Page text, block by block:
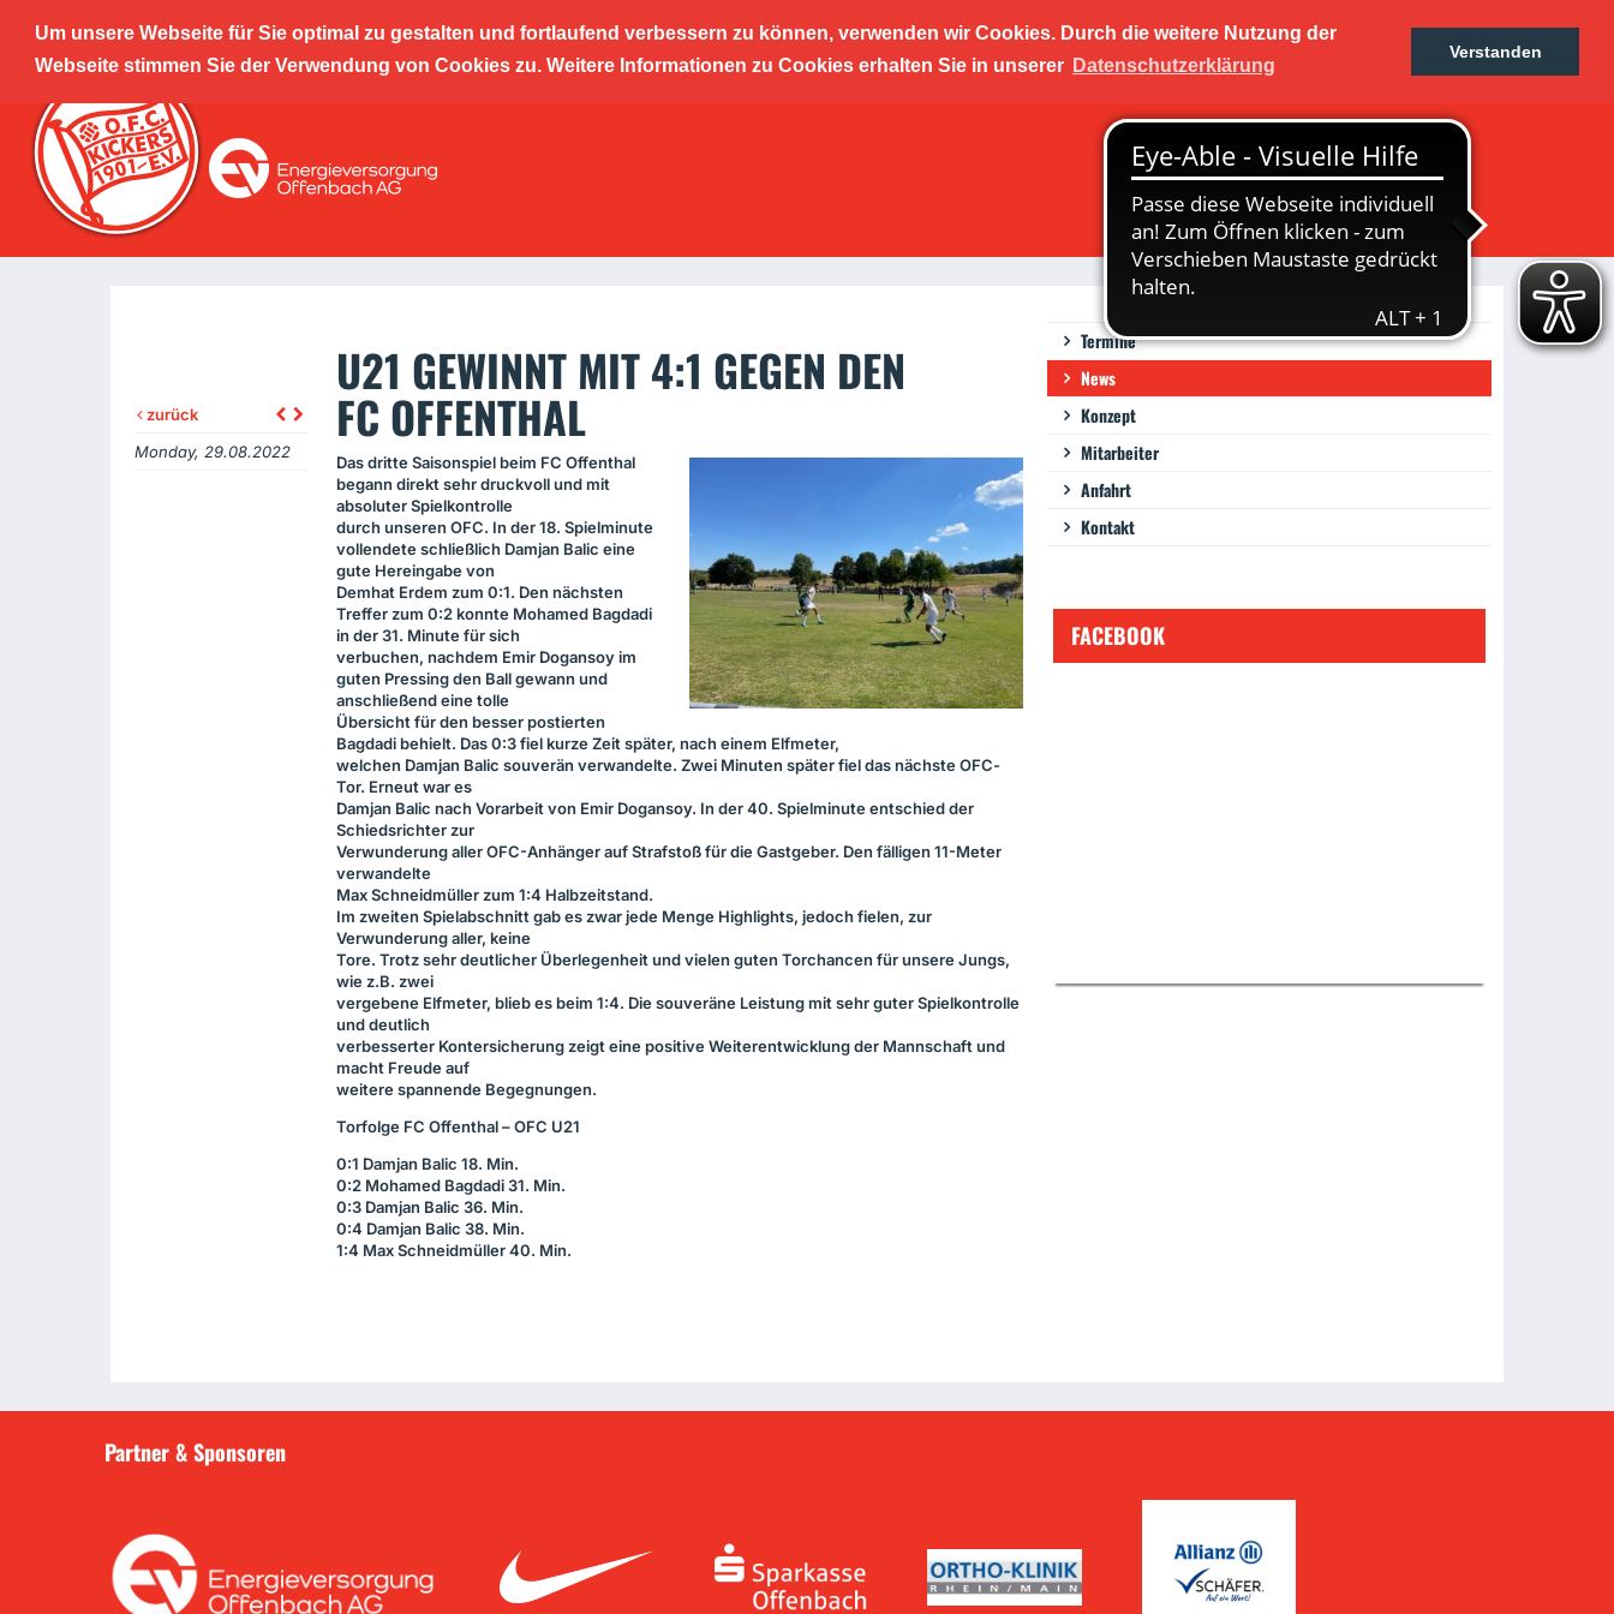
Um unsere Webseite für Sie optimal zu gestalten und fortlaufend verbessern zu können, verwenden wir Cookies. Durch die weitere Nutzung der
Webseite stimmen Sie der Verwendung von Cookies zu. Weitere Informationen zu Cookies erhalten Sie in unserer Datenschutzerklärung
Verstanden
Ticketshop Fanshop
Offenbacher Kickers
Leistungszentrum
U21 GEWINNT MIT 4:1 GEGEN DEN
FC OFFENTHAL
Das dritte Saisonspiel beim FC Offenthal
begann direkt sehr druckvoll und mit
absoluter Spielkontrolle
durch unseren OFC. In der 18. Spielminute
vollendete schließlich Damjan Balic eine
gute Hereingabe von
Demhat Erdem zum 0:1. Den nächsten
Treffer zum 0:2 konnte Mohamed Bagdadi
in der 31. Minute für sich
verbuchen, nachdem Emir Dogansoy im
guten Pressing den Ball gewann und
anschließend eine tolle
Übersicht für den besser postierten
Bagdadi behielt. Das 0:3 fiel kurze Zeit später, nach einem Elfmeter,
welchen Damjan Balic souverän verwandelte. Zwei Minuten später fiel das nächsteOFC-
Tor. Erneut war es
Damjan Balic nach Vorarbeit von Emir Dogansoy. In der 40. Spielminute entschied der
Schiedsrichter zur
Verwunderung allerOFC-Anhänger auf Strafstoß für die Gastgeber. Den fälligen 11-Meter
verwandelte
Max Schneidmüller zum 1:4 Halbzeitstand.
Im zweiten Spielabschnitt gab es zwar jede Menge Highlights, jedoch fielen, zur
Verwunderung aller, keine
Tore. Trotz sehr deutlicher Überlegenheit und vielen guten Torchancen für unsere Jungs,
wie z.B. zwei
vergebene Elfmeter, blieb es beim 1:4. Die souveräne Leistung mit sehr guter Spielkontrolle
und deutlich
verbesserter Kontersicherung zeigt eine positive Weiterentwicklung der Mannschaft und
macht Freude auf
weitere spannende Begegnungen.
Torfolge FC Offenthal –OFC U21
0:1 Damjan Balic 18. Min.
0:2 Mohamed Bagdadi 31. Min.
0:3 Damjan Balic 36. Min.
0:4 Damjan Balic 38. Min.
1:4 Max Schneidmüller 40. Min.
zurück
Monday, 29.08.2022
Termine
News
Konzept
Mitarbeiter
Anfahrt
Kontakt
FACEBOOK
Partner & Sponsoren